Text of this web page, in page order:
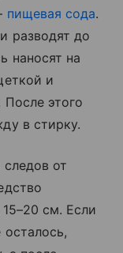
пищевая сода.
разводят до
наносят на
и
этого
в стирку.
от
см. Если